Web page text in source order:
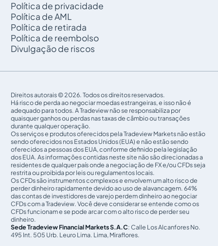
Política de privacidade
Política de AML
Política de retirada
Política de reembolso
Divulgação de riscos
Direitos autorais © 2026. Todos os direitos reservados.
Há risco de perda ao negociar moedas estrangeiras, e isso não é
adequado para todos. A Tradeview não se responsabiliza por
quaisquer ganhos ou perdas nas taxas de câmbio ou transações
durante qualquer operação.
Os serviços e produtos oferecidos pela Tradeview Markets não estão
sendo oferecidos nos Estados Unidos (EUA) e não estão sendo
oferecidos a pessoas dos EUA, conforme definido pela legislação
dos EUA. As informações contidas neste site não são direcionadas a
residentes de qualquer país onde a negociação de FX e/ou CFDs seja
restrita ou proibida por leis ou regulamentos locais.
Os CFDs são instrumentos complexos e envolvem um alto risco de
perder dinheiro rapidamente devido ao uso de alavancagem. 64%
das contas de investidores de varejo perdem dinheiro ao negociar
CFDs com a Tradeview. Você deve considerar se entende como os
CFDs funcionam e se pode arcar com o alto risco de perder seu
dinheiro.
Sede Tradeview Financial Markets S.A.C: Calle Los Alcanfores No.
495 Int. 505 Urb. Leuro Lima. Lima, Miraflores.